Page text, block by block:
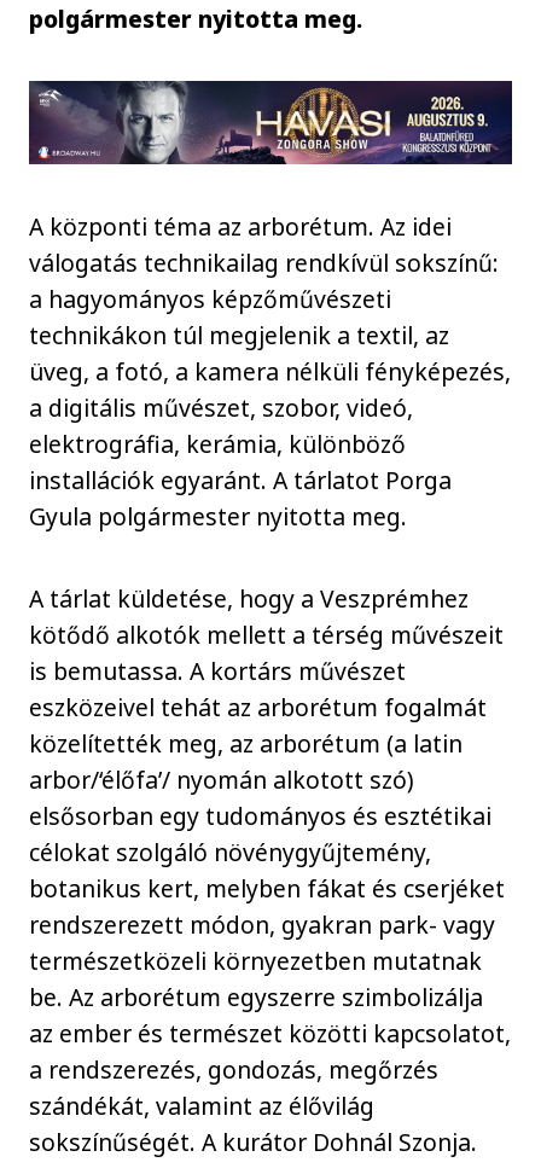
polgármester nyitotta meg.
A központi téma az arborétum. Az idei
válogatás technikailag rendkívül sokszínű:
a hagyományos képzőművészeti
technikákon túl megjelenik a textil, az
üveg, a fotó, a kamera nélküli fényképezés,
a digitális művészet, szobor, videó,
elektrográfia, kerámia, különböző
installációk egyaránt. A tárlatot Porga
Gyula polgármester nyitotta meg.
A tárlat küldetése, hogy a Veszprémhez
kötődő alkotók mellett a térség művészeit
is bemutassa. A kortárs művészet
eszközeivel tehát az arborétum fogalmát
közelítették meg, az arborétum (a latin
arbor/‘élőfa’/ nyomán alkotott szó)
elsősorban egy tudományos és esztétikai
célokat szolgáló növénygyűjtemény,
botanikus kert, melyben fákat és cserjéket
rendszerezett módon, gyakran park- vagy
természetközeli környezetben mutatnak
be. Az arborétum egyszerre szimbolizálja
az ember és természet közötti kapcsolatot,
a rendszerezés, gondozás, megőrzés
szándékát, valamint az élővilág
sokszínűségét. A kurátor Dohnál Szonja.